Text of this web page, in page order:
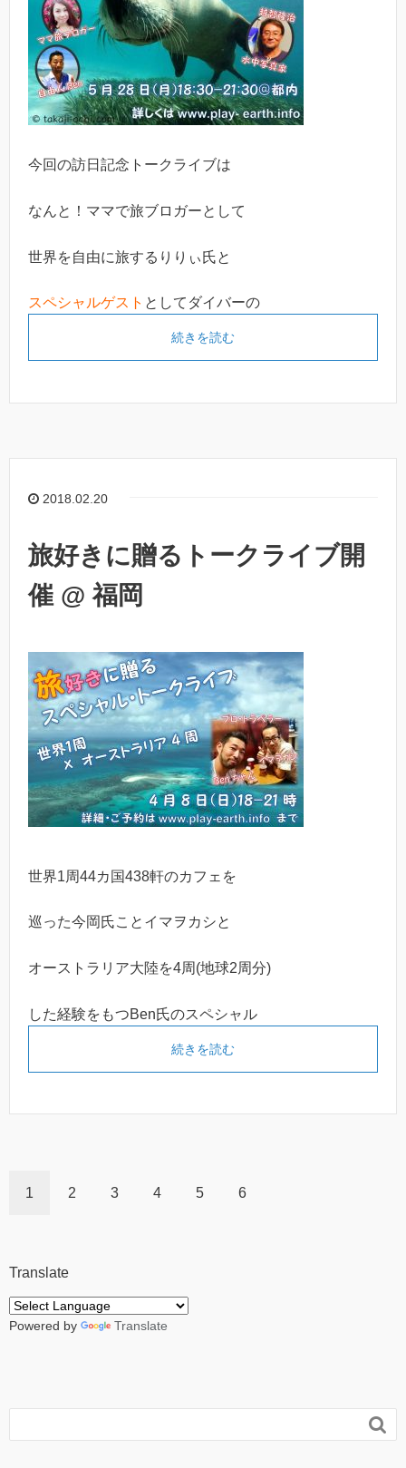
今回の訪日記念トークライブは
なんと！ママで旅ブロガーとして
世界を自由に旅するりりぃ氏と
スペシャルゲスト としてダイバーの
続きを読む
2018.02.20
旅好きに贈るトークライブ開
催 @ 福岡
世界1周44カ国438軒のカフェを
巡った今岡氏ことイマヲカシと
オーストラリア大陸を4周(地球2周分)
した経験をもつBen氏のスペシャル
続きを読む
1 2 3 4 5 6
Translate
Powered by Translate
